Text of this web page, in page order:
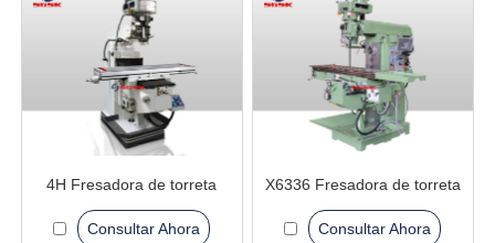
4H Fresadora de torreta
Consultar Ahora
X6336 Fresadora de torreta
Consultar Ahora